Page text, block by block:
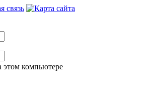
этом компьютере